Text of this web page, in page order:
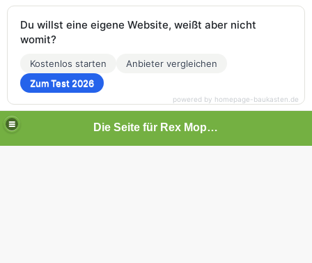
Die Seite für Rex Mopeds
Du willst eine eigene Website, weißt aber nicht
womit?
Kostenlos starten
Anbieter vergleichen
Zum Test 2026
powered by homepage-baukasten.de